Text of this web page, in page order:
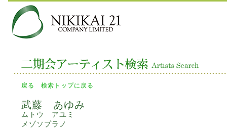
戻る 検索トップに戻る
武藤 あゆみ
ムトウ アユミ
メゾソプラノ